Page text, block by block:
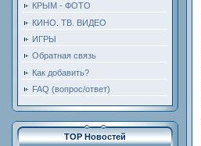
КРЫМ - ФОТО
КИНО. ТВ. ВИДЕО
ИГРЫ
Обратная связь
Как добавить?
FAQ (вопрос/ответ)
TOP Новостей